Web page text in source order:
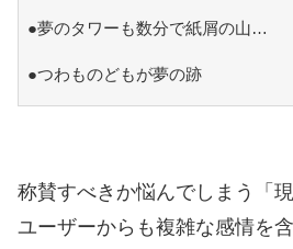
●夢のタワーも数分で紙屑の山…
●つわものどもが夢の跡
称賛すべきか悩んでしまう「
ユーザーからも複雑な感情を